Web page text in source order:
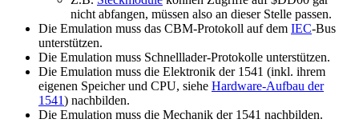
nicht abfangen, müssen also an dieser Stelle passen.
Die Emulation muss das CBM-Protokoll auf dem IEC-Bus
unterstützen.
Die Emulation muss Schnelllader-Protokolle unterstützen.
Die Emulation muss die Elektronik der 1541 (inkl. ihrem
eigenen Speicher und CPU, siehe Hardware-Aufbau der
1541) nachbilden.
Die Emulation muss die Mechanik der 1541 nachbilden.